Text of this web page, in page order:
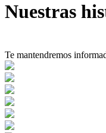
Nuestras
Te mantendremos